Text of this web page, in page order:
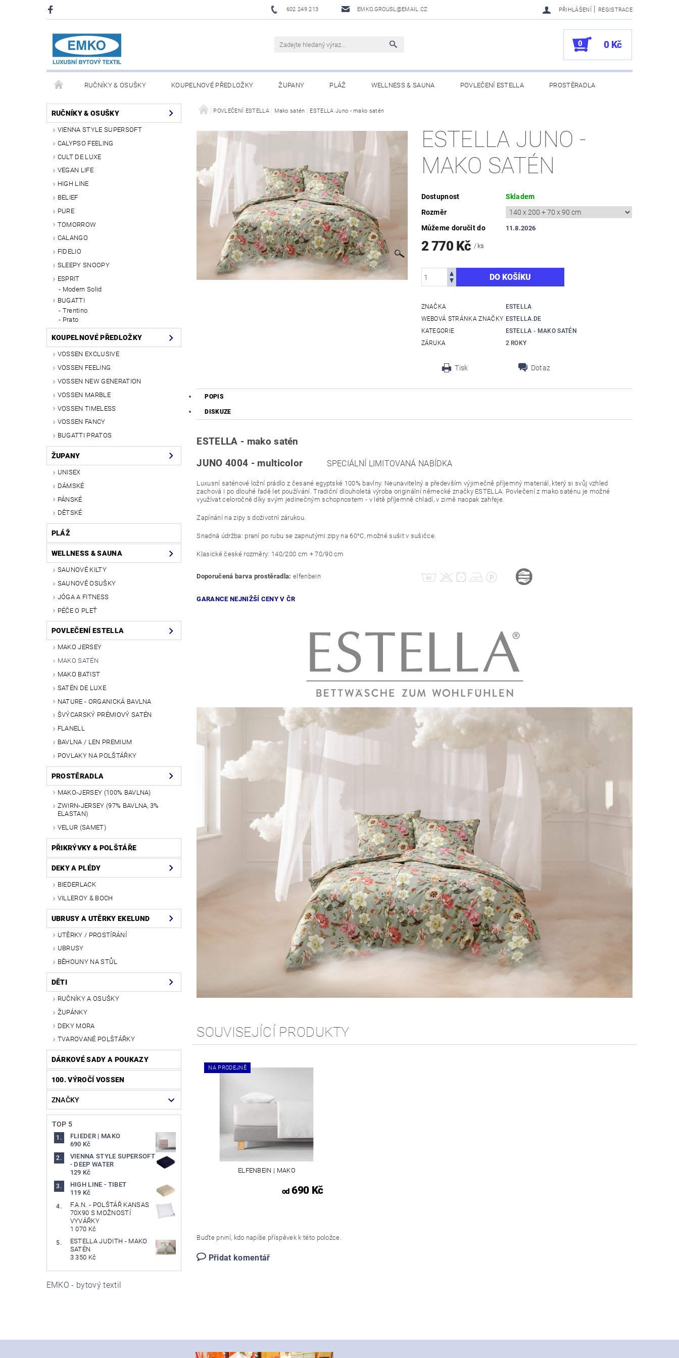
602 249 213 EMKO.GROUSL@EMAIL.CZ PŘIHLÁŠENÍ | REGISTRACE
0 0 Kč
RUČNÍKY & OSUŠKY KOUPELNOVÉ PŘEDLOŽKY ŽUPANY PLÁŽ WELLNESS & SAUNA POVLEČENÍ ESTELLA PROSTĚRADLA
PŘIKRÝVKY & POLŠTÁŘE DEKY A PLÉDY UBRUSY A UTĚRKY EKELUND DĚTI
OBCHODNÍ PODMÍNKY
RUČNÍKY & OSUŠKY
VIENNA STYLE SUPERSOFT
CALYPSO FEELING
CULT DE LUXE
VEGAN LIFE
HIGH LINE
BELIEF
PURE
TOMORROW
CALANGO
FIDELIO
SLEEPY SNOOPY
ESPRIT
Modern Solid
BUGATTI
Trentino
Prato
KOUPELNOVÉ PŘEDLOŽKY
VOSSEN EXCLUSIVE
VOSSEN FEELING
VOSSEN NEW GENERATION
VOSSEN MARBLE
VOSSEN TIMELESS
VOSSEN FANCY
BUGATTI PRATOS
ŽUPANY
UNISEX
DÁMSKÉ
PÁNSKÉ
DĚTSKÉ
PLÁŽ
WELLNESS & SAUNA
SAUNOVÉ KILTY
SAUNOVÉ OSUŠKY
JÓGA A FITNESS
PÉČE O PLEŤ
POVLEČENÍ ESTELLA
MAKO JERSEY
MAKO SATÉN
MAKO BATIST
SATÉN DE LUXE
NATURE - ORGANICKÁ BAVLNA
ŠVÝCARSKÝ PRÉMIOVÝ SATÉN
FLANELL
BAVLNA / LEN PREMIUM
POVLAKY NA POLŠTÁŘKY
PROSTĚRADLA
MAKO-JERSEY (100% BAVLNA)
ZWIRN-JERSEY (97% BAVLNA, 3%
ELASTAN)
VELUR (SAMET)
PŘIKRÝVKY & POLŠTÁŘE
DEKY A PLÉDY
BIEDERLACK
VILLEROY & BOCH
UBRUSY A UTĚRKY EKELUND
UTĚRKY / PROSTÍRÁNÍ
UBRUSY
BĚHOUNY NA STŮL
DĚTI
RUČNÍKY A OSUŠKY
ŽUPÁNKY
DEKY MORA
TVAROVANÉ POLŠTÁŘKY
DÁRKOVÉ SADY A POUKAZY
100. VÝROČÍ VOSSEN
ZNAČKY
TOP 5
FLIEDER | MAKO
690 Kč
VIENNA STYLE SUPERSOFT
- DEEP WATER
129 Kč
HIGH LINE - TIBET
119 Kč
F.A.N. - POLŠTÁŘ KANSAS
70X90 S MOŽNOSTÍ
VYVÁŘKY
1 070 Kč
ESTELLA JUDITH - MAKO
SATÉN
3 350 Kč
EMKO - bytový textil
POVLEČENÍ ESTELLA Mako satén ESTELLA Juno - mako satén
ESTELLA JUNO -
MAKO SATÉN
Dostupnost
Skladem
Rozměr
Můžeme doručit do
11.8.2026
2 770 Kč/ ks
ZNAČKA
ESTELLA
WEBOVÁ STRÁNKA ZNAČKY ESTELLA.DE
KATEGORIE
ESTELLA - MAKO SATÉN
ZÁRUKA
2 ROKY
Tisk Dotaz
POPIS
DISKUZE
ESTELLA - mako satén
JUNO 4004 - multicolorSPECIÁLNÍ LIMITOVANÁ NABÍDKA
Luxusní saténové ložní prádlo z česané egyptské 100% bavlny. Neunavitelný a především výjimečně příjemný materiál, který si svůj vzhled
zachová i po dlouhé řadě let používání. Tradiční dlouholetá výroba originální německé značky ESTELLA. Povlečení z mako saténu je možné
využívat celoročně díky svým jedinečným schopnostem - v létě příjemně chladí, v zimě naopak zahřeje.
Zapínání na zipy s doživotní zárukou.
Snadná údržba: praní po rubu se zapnutými zipy na 60°C, možné sušit v sušičce.
Klasické české rozměry: 140/200 cm + 70/90 cm
Doporučená barva prostěradla: elfenbein
GARANCE NEJNIŽŠÍ CENY V ČR
SOUVISEJÍCÍ PRODUKTY
NA PRODEJNĚ
ELFENBEIN | MAKO
od690 Kč
Buďte první, kdo napíše příspěvek k této položce.
Přidat komentář